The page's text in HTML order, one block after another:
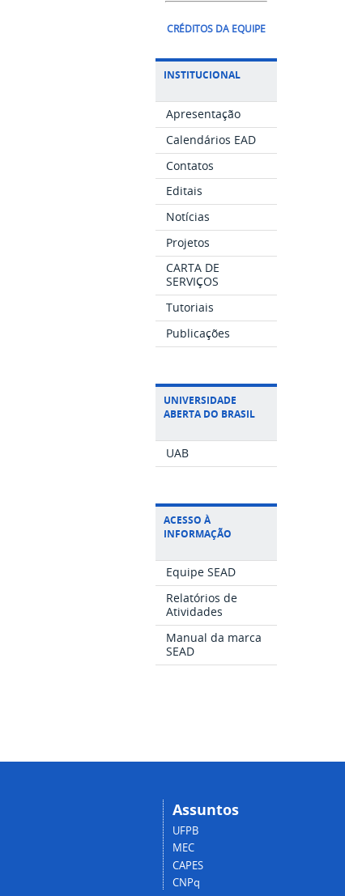
CRÉDITOS DA EQUIPE
INSTITUCIONAL
Apresentação
Calendários EAD
Contatos
Editais
Notícias
Projetos
CARTA DE
SERVIÇOS
Tutoriais
Publicações
UNIVERSIDADE
ABERTA DO BRASIL
UAB
ACESSO À
INFORMAÇÃO
Equipe SEAD
Relatórios de
Atividades
Manual da marca
SEAD
Assuntos
UFPB
MEC
CAPES
CNPq